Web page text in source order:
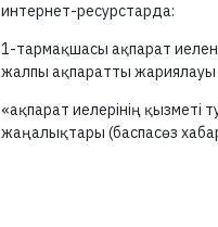
интернет-ресурстарда:
1-тармақшасы ақпарат
жалпы ақпаратты жариялауы
«ақпарат иелерінің қызметі
жаңалықтары (баспасөз